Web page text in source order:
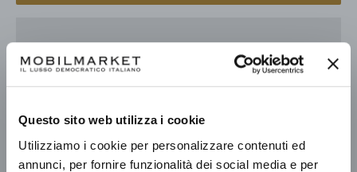
Questo sito web utilizza i cookie
Utilizziamo i cookie per personalizzare contenuti ed
annunci, per fornire funzionalità dei social media e per
Pronto in base alla data di consegna stimata dei vari prodotti.
Informazioni sul negozio